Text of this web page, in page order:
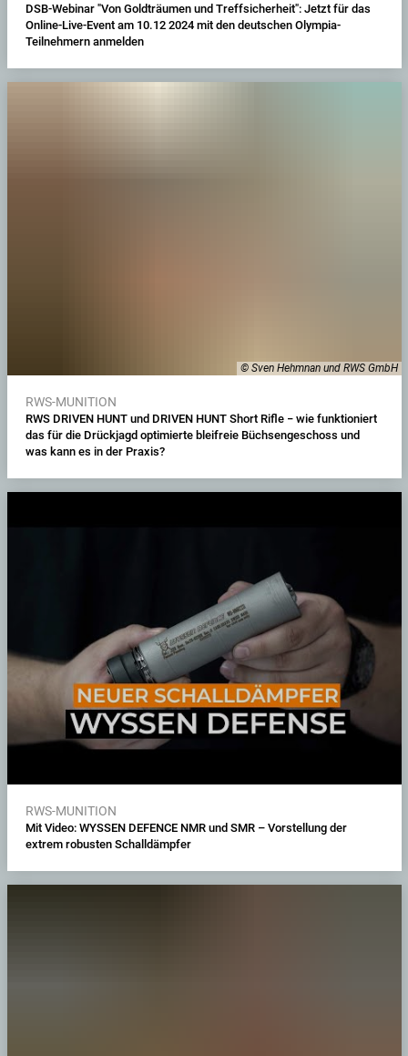
DSB-Webinar "Von Goldträumen und Treffsicherheit": Jetzt für das
Online-Live-Event am 10.12 2024 mit den deutschen Olympia-
Teilnehmern anmelden
© Sven Hehmnan und RWS GmbH
RWS-MUNITION
RWS DRIVEN HUNT und DRIVEN HUNT Short Rifle − wie funktioniert
das für die Drückjagd optimierte bleifreie Büchsengeschoss und
was kann es in der Praxis?
RWS-MUNITION
Mit Video: WYSSEN DEFENCE NMR und SMR – Vorstellung der
extrem robusten Schalldämpfer